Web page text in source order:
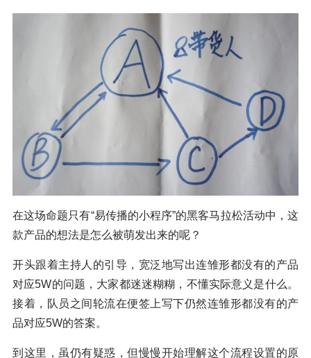
在这场命题只有“易传播的小程序”的黑客马拉松活动中，这
款产品的想法是怎么被萌发出来的呢？
开头跟着主持人的引导，宽泛地写出连雏形都没有的产品
对应5W的问题，大家都迷迷糊糊，不懂实际意义是什么。
接着，队员之间轮流在便签上写下仍然连雏形都没有的产
品对应5W的答案。
到这里，虽仍有疑惑，但慢慢开始理解这个流程设置的原